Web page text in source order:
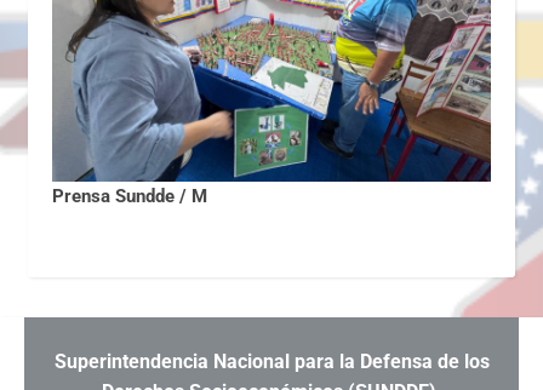
Prensa Sundde / M
Superintendencia Nacional para la Defensa de los